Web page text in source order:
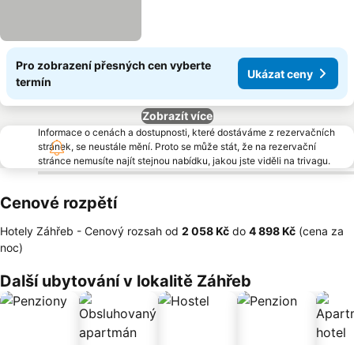
Pro zobrazení přesných cen vyberte
termín
Ukázat ceny
Zobrazít více
Informace o cenách a dostupnosti, které dostáváme z rezervačních
stránek, se neustále mění. Proto se může stát, že na rezervační
stránce nemusíte najít stejnou nabídku, jakou jste viděli na trivagu.
Cenové rozpětí
Hotely Záhřeb - Cenový rozsah od ‎2 058 Kč do ‎4 898 Kč (cena za
noc)
Další ubytování v lokalitě Záhřeb